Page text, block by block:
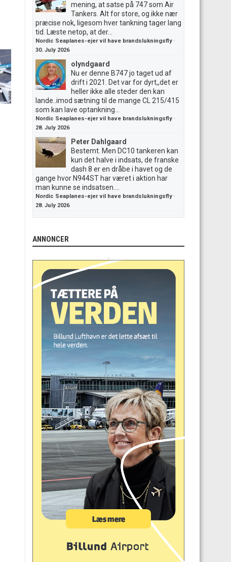
mening, at satse på 747 som Air
Tankers. Alt for store, og ikke nær
præcise nok, ligesom hver tankning tager lang
tid. Læste netop, at der...
Nordic Seaplanes-ejer vil have brandslukningsfly ·
30. July 2026
olyndgaard
Nu er denne B747 jo taget ud af
drift i 2021. Det var for dyrt,,det er
heller ikke alle steder den kan
lande..imod sætning til de mange CL 215/415
som kan lave optankning...
Nordic Seaplanes-ejer vil have brandslukningsfly ·
28. July 2026
Peter Dahlgaard
Bestemt. Men DC10 tankeren kan
kun det halve i indsats, de franske
dash 8 er en dråbe i havet og de
gange hvor N944ST har været i aktion har
man kunne se indsatsen....
Nordic Seaplanes-ejer vil have brandslukningsfly ·
28. July 2026
ANNONCER